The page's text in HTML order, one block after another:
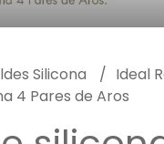
Silicona
Ideal
4 Pares de Aros